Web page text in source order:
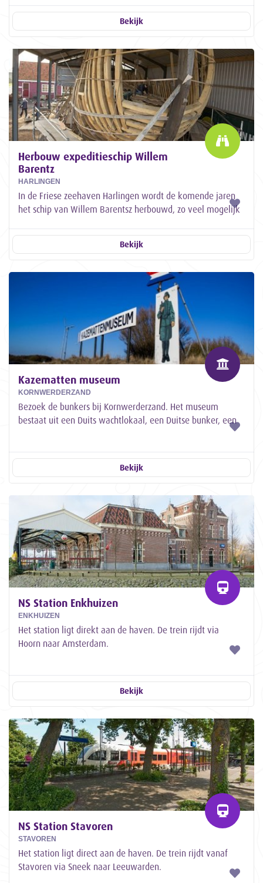
Bekijk
Herbouw expeditieschip Willem
Barentz
HARLINGEN
In de Friese zeehaven Harlingen wordt de komende jaren
het schip van Willem Barentsz herbouwd, zo veel mogelijk
Bekijk
Kazematten museum
KORNWERDERZAND
Bezoek de bunkers bij Kornwerderzand. Het museum
bestaat uit een Duits wachtlokaal, een Duitse bunker, een
Bekijk
NS Station Enkhuizen
ENKHUIZEN
Het station ligt direkt aan de haven. De trein rijdt via
Hoorn naar Amsterdam.
Bekijk
NS Station Stavoren
STAVOREN
Het station ligt direct aan de haven. De trein rijdt vanaf
Stavoren via Sneek naar Leeuwarden.